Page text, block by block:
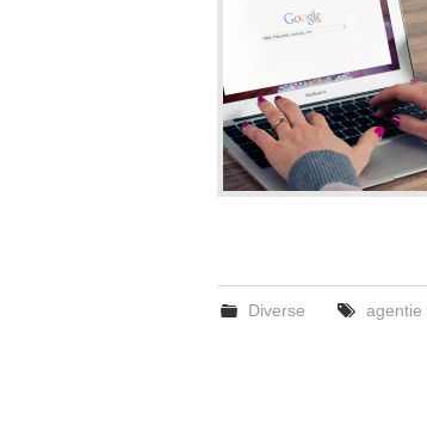
Diverse agentie